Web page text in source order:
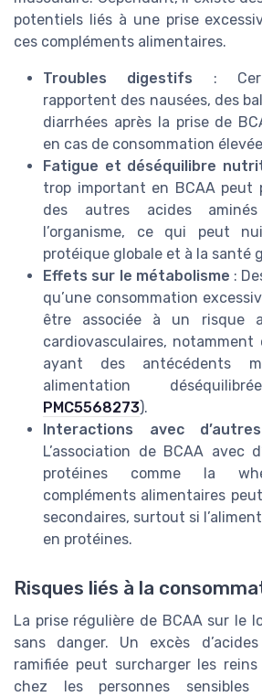
potentiels liés à une prise
ces compléments alimentaires.
Troubles digestifs :
rapportent des nausées, des
diarrhées après la prise de
en cas de consommation
Fatigue et déséquilibre
trop important en BCAA peut
des autres acides
l’organisme, ce qui peut
protéique globale et à la santé
Effets sur le métabolisme :
qu’une consommation
être associée à un risque
cardiovasculaires, notamment
ayant des antécédents
alimentation
PMC5568273).
Interactions avec
L’association de BCAA avec
protéines comme la
compléments alimentaires
secondaires, surtout si
en protéines.
Risques liés à la
La prise régulière de BCAA sur le
sans danger. Un excès
ramifiée peut surcharger les
chez les personnes